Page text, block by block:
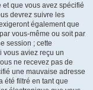
et que vous avez spécifié
devrez suivre les
également que
vous-même ou soit par
session ; cette
vous aviez reçu un
ne recevez pas de
une mauvaise adresse
été filtré en tant que